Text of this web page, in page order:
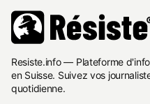
Resiste.info — Plateforme
en Suisse. Suivez vos
quotidienne.